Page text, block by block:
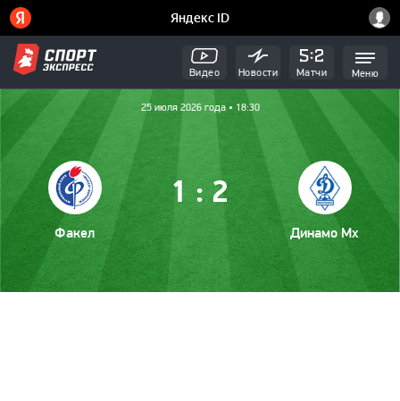
Видео Новости Матчи Меню
25 июля 2026 года • 18:30
1 : 2
Факел Динамо Мх